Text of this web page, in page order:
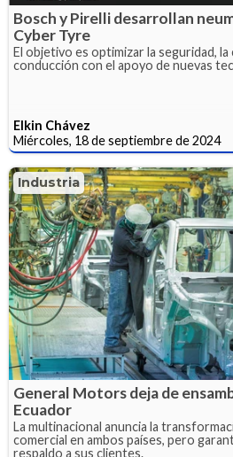
Bosch y Pirelli desarrollan
Cyber Tyre
El objetivo es optimizar la seguridad, la
conducción con el apoyo de nuevas
Elkin Chávez
Miércoles, 18 de septiembre de 2024
Industria
General Motors deja de
Ecuador
La multinacional anuncia la
comercial en ambos países, pero
respaldo a sus clientes.